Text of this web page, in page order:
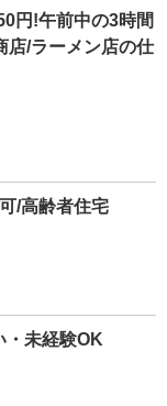
円!午前中の3時間
店/ラーメン店の仕
/高齢者住宅
・未経験OK